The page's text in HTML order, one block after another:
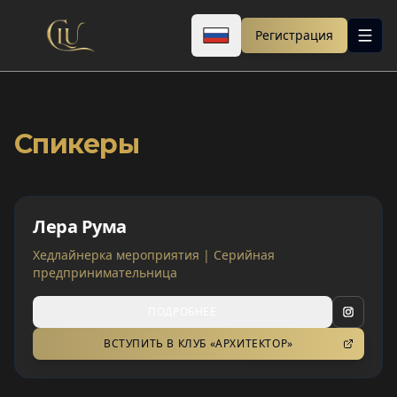
Регистрация
Спикеры
Лера Рума
Хедлайнерка мероприятия | Серийная
предпринимательница
ВСТУПИТЬ В КЛУБ «АРХИТЕКТОР»